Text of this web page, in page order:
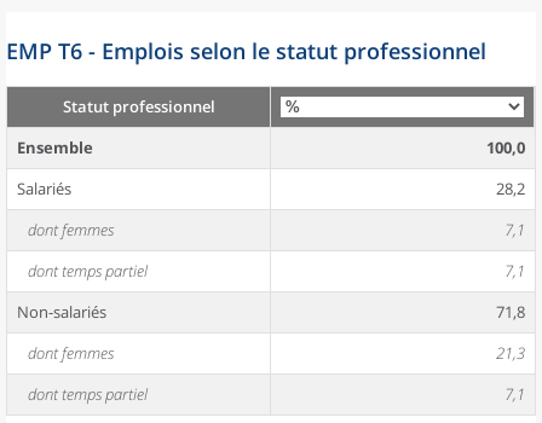
EMP T6 - Emplois selon le statut professionnel
Statut professionnel
Ensemble
100,0
Salariés
28,2
dont femmes
7,1
dont temps partiel
7,1
Non-salariés
71,8
dont femmes
21,3
dont temps partiel
7,1